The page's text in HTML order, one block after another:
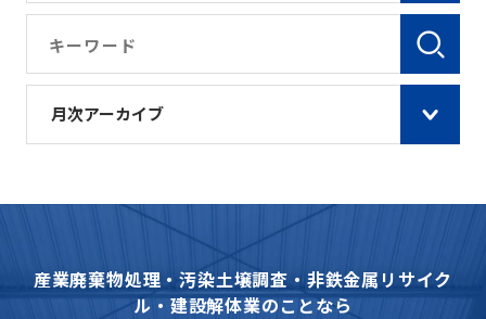
月次アーカイブ
産業廃棄物処理・汚染土壌調査・非鉄金属リサイク
ル・建設解体業のことなら